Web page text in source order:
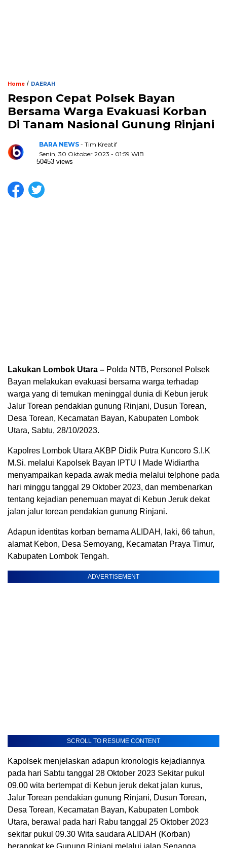
Home / DAERAH
Respon Cepat Polsek Bayan
Bersama Warga Evakuasi Korban
Di Tanam Nasional Gunung Rinjani
BARA NEWS - Tim Kreatif
Senin, 30 Oktober 2023 - 01:59 WIB
50453 views
Lakukan Lombok Utara – Polda NTB, Personel Polsek
Bayan melakukan evakuasi bersama warga terhadap
warga yang di temukan meninggal dunia di Kebun jeruk
Jalur Torean pendakian gunung Rinjani, Dusun Torean,
Desa Torean, Kecamatan Bayan, Kabupaten Lombok
Utara, Sabtu, 28/10/2023.
Kapolres Lombok Utara AKBP Didik Putra Kuncoro S.I.K
M.Si. melalui Kapolsek Bayan IPTU I Made Widiartha
menyampaikan kepada awak media melalui telphone pada
hari minggu tanggal 29 Oktober 2023, dan membenarkan
tentang kejadian penemuan mayat di Kebun Jeruk dekat
jalan jalur torean pendakian gunung Rinjani.
Adapun identitas korban bernama ALIDAH, laki, 66 tahun,
alamat Kebon, Desa Semoyang, Kecamatan Praya Timur,
Kabupaten Lombok Tengah.
ADVERTISEMENT
SCROLL TO RESUME CONTENT
Kapolsek menjelaskan adapun kronologis kejadiannya
pada hari Sabtu tanggal 28 Oktober 2023 Sekitar pukul
09.00 wita bertempat di Kebun jeruk dekat jalan kurus,
Jalur Torean pendakian gunung Rinjani, Dusun Torean,
Desa Torean, Kecamatan Bayan, Kabupaten Lombok
Utara, berawal pada hari Rabu tanggal 25 Oktober 2023
sekitar pukul 09.30 Wita saudara ALIDAH (Korban)